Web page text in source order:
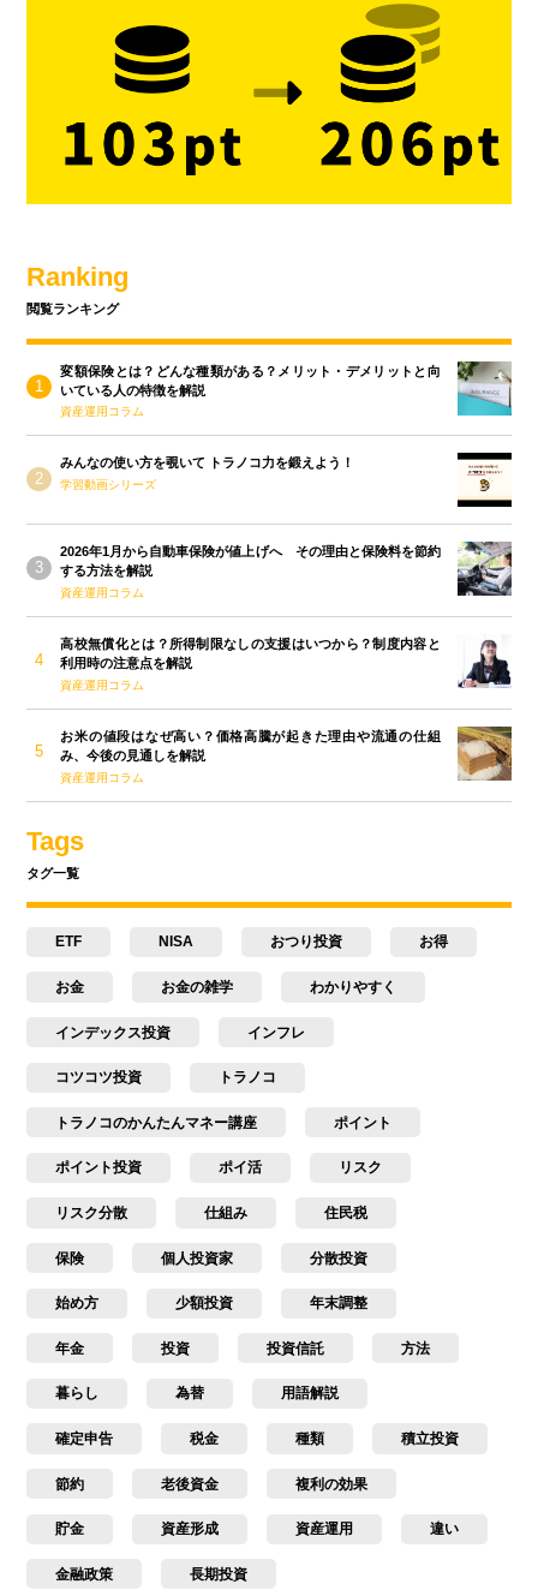
Ranking
閲覧ランキング
変額保険とは？どんな種類がある？メリット・デメリットと向
いている人の特徴を解説
資産運用コラム
みんなの使い方を覗いて トラノコ力を鍛えよう！
学習動画シリーズ
2026年1月から自動車保険が値上げへ その理由と保険料を節約
する方法を解説
資産運用コラム
高校無償化とは？所得制限なしの支援はいつから？制度内容と
利用時の注意点を解説
資産運用コラム
お米の値段はなぜ高い？価格高騰が起きた理由や流通の仕組
み、今後の見通しを解説
資産運用コラム
Tags
タグ一覧
ETF NISA おつり投資 お得
お金 お金の雑学 わかりやすく
インデックス投資 インフレ
コツコツ投資 トラノコ
トラノコのかんたんマネー講座 ポイント
ポイント投資 ポイ活 リスク
リスク分散 仕組み 住民税
保険 個人投資家 分散投資
始め方 少額投資 年末調整
年金 投資 投資信託 方法
暮らし 為替 用語解説
確定申告 税金 種類 積立投資
節約 老後資金 複利の効果
貯金 資産形成 資産運用 違い
金融政策 長期投資